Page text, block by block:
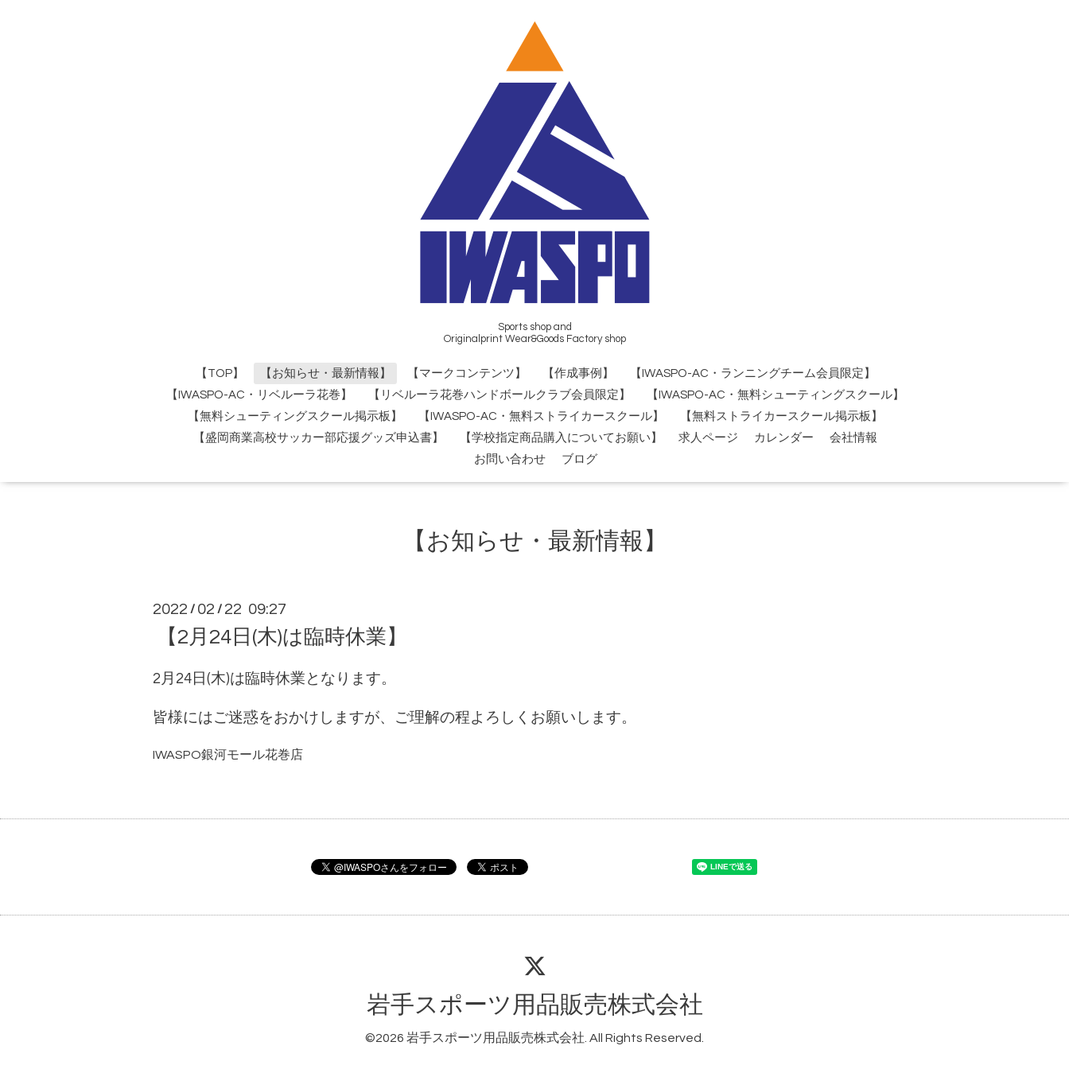
Sports shop and
Originalprint Wear&Goods Factory shop
【TOP】 【お知らせ・最新情報】 【マークコンテンツ】 【作成事例】
【IWASPO-AC・ランニングチーム会員限定】
【IWASPO-AC・リベルーラ花巻】
【リベルーラ花巻ハンドボールクラブ会員限定】
【IWASPO-AC・無料シューティングスクール】
【無料シューティングスクール掲示板】
【IWASPO-AC・無料ストライカースクール】
【無料ストライカースクール掲示板】
【盛岡商業高校サッカー部応援グッズ申込書】
【学校指定商品購入についてお願い】 求人ページ カレンダー
会社情報
お問い合わせ
ブログ
【お知らせ・最新情報】
2022 / 02 / 22 09:27
【2月24日(木)は臨時休業】
2月24日(木)は臨時休業となります。
皆様にはご迷惑をおかけしますが、ご理解の程よろしくお願いします。
IWASPO銀河モール花巻店
岩手スポーツ用品販売株式会社
©2026 岩手スポーツ用品販売株式会社. All Rights Reserved.